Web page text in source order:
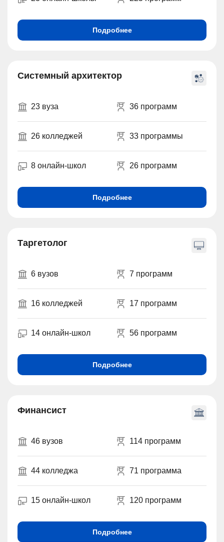
Подробнее
Системный архитектор
23 вуза 36 программ
26 колледжей 33 программы
8 онлайн-школ 26 программ
Подробнее
Таргетолог
6 вузов 7 программ
16 колледжей 17 программ
14 онлайн-школ 56 программ
Подробнее
Финансист
46 вузов 114 программ
44 колледжа 71 программа
15 онлайн-школ 120 программ
Подробнее